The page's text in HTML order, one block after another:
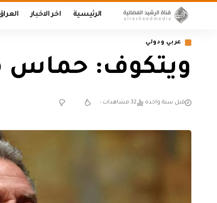
الرئيسية اخر الاخبار
عربي ودولي
ويتكوف: حماس
قبل سنة واحدة 32 مشاهدات